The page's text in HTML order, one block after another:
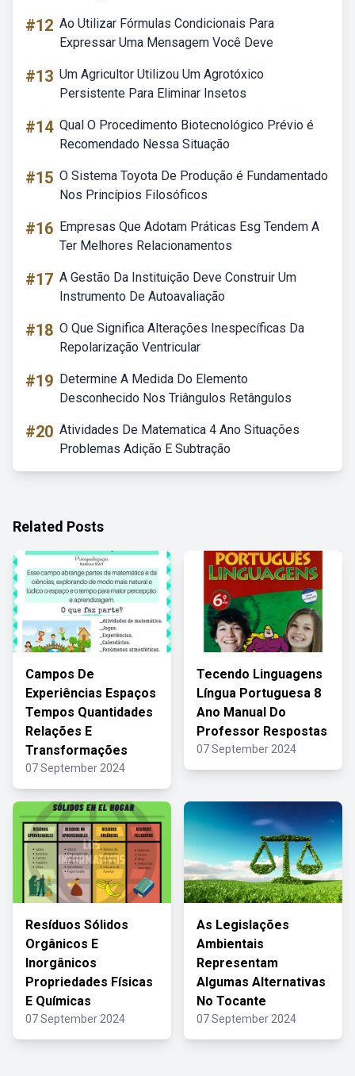
#12 Ao Utilizar Fórmulas Condicionais Para
Expressar Uma Mensagem Você Deve
#13 Um Agricultor Utilizou Um Agrotóxico
Persistente Para Eliminar Insetos
#14 Qual O Procedimento Biotecnológico Prévio é
Recomendado Nessa Situação
#15 O Sistema Toyota De Produção é Fundamentado
Nos Princípios Filosóficos
#16 Empresas Que Adotam Práticas Esg Tendem A
Ter Melhores Relacionamentos
#17 A Gestão Da Instituição Deve Construir Um
Instrumento De Autoavaliação
#18 O Que Significa Alterações Inespecíficas Da
Repolarização Ventricular
#19 Determine A Medida Do Elemento
Desconhecido Nos Triângulos Retângulos
#20 Atividades De Matematica 4 Ano Situações
Problemas Adição E Subtração
Related Posts
Campos De
Experiências Espaços
Tempos Quantidades
Relações E
Transformações
07 September 2024
Tecendo Linguagens
Língua Portuguesa 8
Ano Manual Do
Professor Respostas
07 September 2024
Resíduos Sólidos
Orgânicos E
Inorgânicos
Propriedades Físicas
E Químicas
07 September 2024
As Legislações
Ambientais
Representam
Algumas Alternativas
No Tocante
07 September 2024